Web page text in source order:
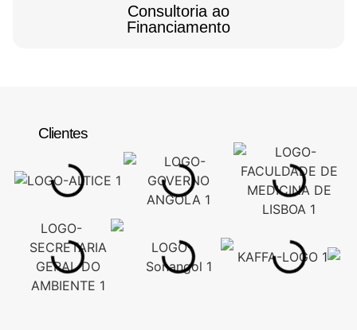
Consultoria ao
Financiamento
Clientes